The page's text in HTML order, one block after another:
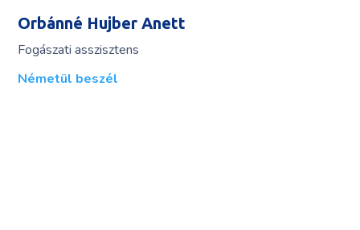
Orbánné Hujber Anett
Fogászati asszisztens
Németül beszél